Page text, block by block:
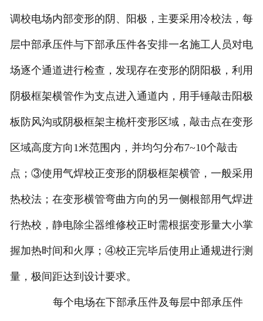
调校电场内部变形的阴、阳极，主要采用冷校法，每
层中部承压件与下部承压件各安排一名施工人员对电
场逐个通道进行检查，发现存在变形的阴阳极，利用
阴极框架横管作为支点进入通道内，用手锤敲击阳极
板防风沟或阴极框架主桅杆变形区域，敲击点在变形
区域高度方向1米范围内，并均匀分布7~10个敲击
点；③使用气焊校正变形的阴极框架横管，一般采用
热校法；在变形横管弯曲方向的另一侧根部用气焊进
行热校，静电除尘器维修校正时需根据变形量大小掌
握加热时间和火厚；④校正完毕后使用止通规进行测
量，极间距达到设计要求。
每个电场在下部承压件及每层中部承压件